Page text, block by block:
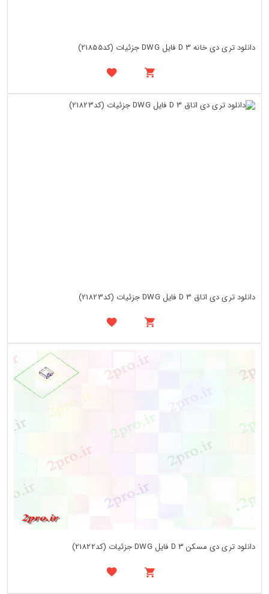
دانلود تری دی خانه 3 D فایل DWG جزئیات (کد21855)
دانلود تری دی اتاق 3 D فایل DWG جزئیات (کد21823)
دانلود تری دی مسکن 3 D فایل DWG جزئیات (کد21822)